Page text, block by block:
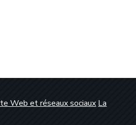
Web et réseaux sociaux La